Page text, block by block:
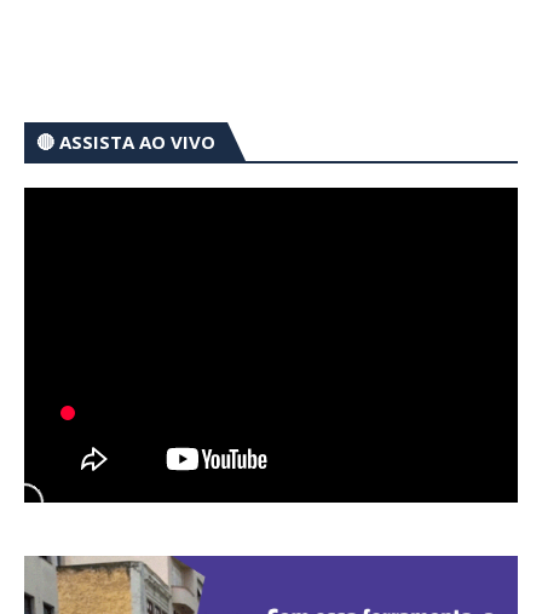
🔴 ASSISTA AO VIVO